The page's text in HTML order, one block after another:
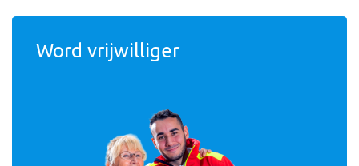
Word vrijwilliger